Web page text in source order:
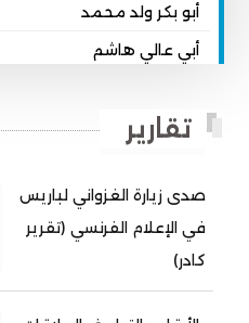
أبو بكر ولد محمد
أبي عالي هاشم
أحمد بداه
أحمد زيدان ولد محمد محمود
أحمد سالم بكار
أحمد سالم ولد بده
تقارير
صدى زيارة الغزواني لباريس
في الإعلام الفرنسي (تقرير
كادر)